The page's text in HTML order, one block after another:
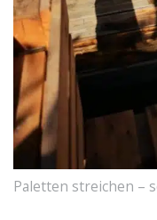
Paletten streichen –